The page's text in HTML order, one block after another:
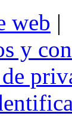
web |
y